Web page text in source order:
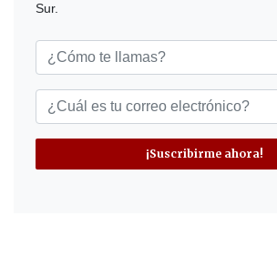
Sur.
¡Suscribirme ahora!